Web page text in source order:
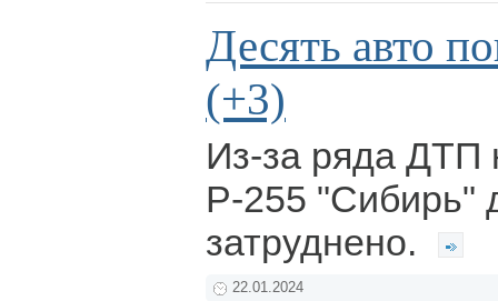
Десять авто
(+3)
Из-за ряда ДТП
Р-255 "Сибирь"
затруднено.
22.01.2024